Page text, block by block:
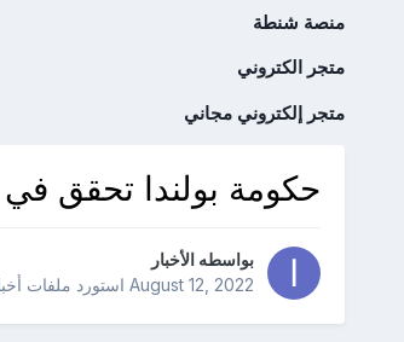
منصة شنطة
متجر الكتروني
متجر إلكتروني مجاني
حكومة بولندا تحقق في
بواسطه الأخبار
August 12, 2022استورد ملفات